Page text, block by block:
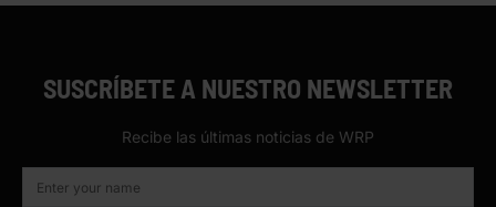
SUSCRÍBETE A NUESTRO NEWSLETTER
Recibe las últimas noticias de WRP